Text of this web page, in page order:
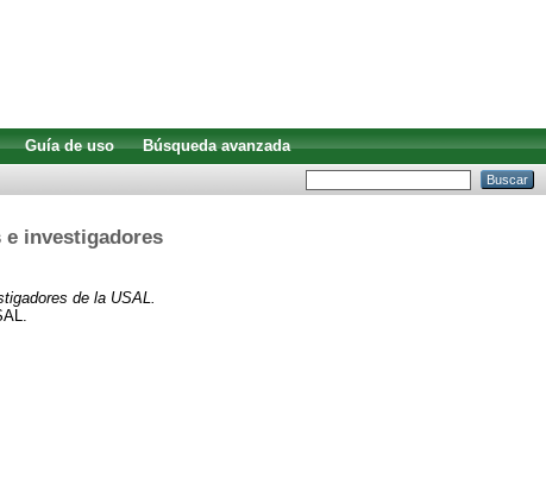
Guía de uso
Búsqueda avanzada
investigadores
de la USAL.